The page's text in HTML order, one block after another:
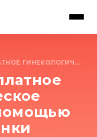
86 КЛИЕНТОВ НА ПЛАТНОЕ ГИНЕКОЛОГИЧЕСКОЕ ОБСЛЕДОВАНИЕ С ПОМОЩЬЮ ЧАТ-БОТ ВОРОНКИ